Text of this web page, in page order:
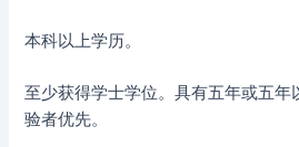
本科以上学历。
至少获得学士学位。具有五年或五年
验者优先。